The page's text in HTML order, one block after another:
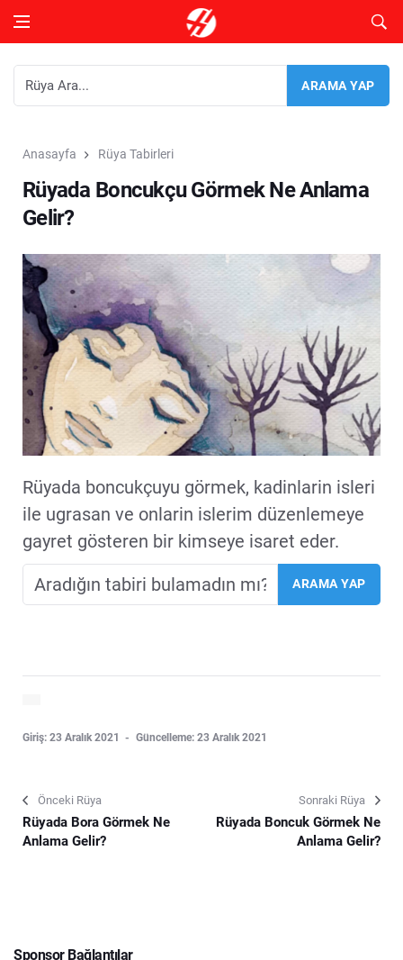
Anasayfa Rüya Tabirleri
Rüyada Boncukçu Görmek Ne Anlama
Gelir?
Rüyada boncukçuyu görmek, kadinlarin isleri
ile ugrasan ve onlarin islerim düzenlemeye
gayret gösteren bir kimseye isaret eder.
Giriş: 23 Aralık 2021 Güncelleme: 23 Aralık 2021
Önceki Rüya
Rüyada Bora Görmek Ne
Anlama Gelir?
Sonraki Rüya
Rüyada Boncuk Görmek Ne
Anlama Gelir?
Sponsor Bağlantılar